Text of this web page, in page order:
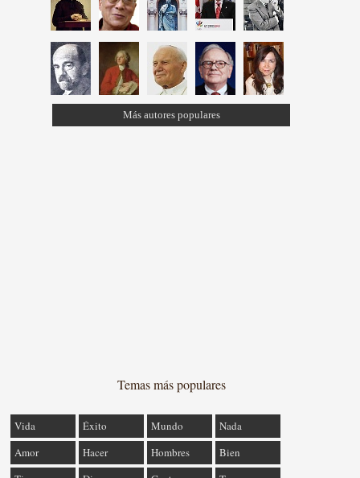
Más autores populares
Temas más populares
Vida Éxito Mundo
Nada
Amor
Hacer Hombres
Bien